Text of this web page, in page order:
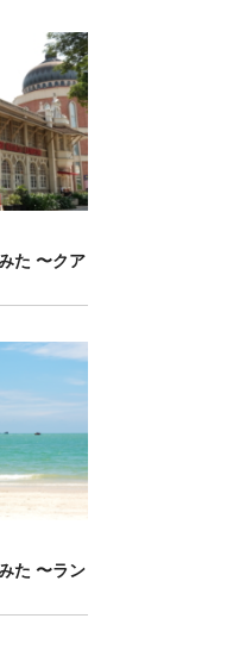
た 〜クア
た 〜ラン